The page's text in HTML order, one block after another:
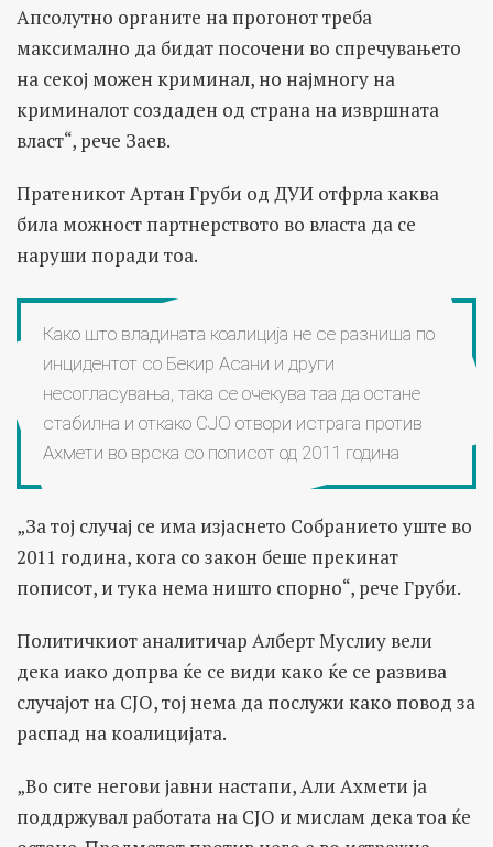
Апсолутно органите на прогонот треба
максимално да бидат посочени во спречувањето
на секој можен криминал, но најмногу на
криминалот создаден од страна на извршната
власт“, рече Заев.
Пратеникот Артан Груби од ДУИ отфрла каква
била можност партнерството во власта да се
наруши поради тоа.
Како што владината коалиција не се разниша по
инцидентот со Бекир Асани и други
несогласувања, така се очекува таа да остане
стабилна и откако СЈО отвори истрага против
Ахмети во врска со пописот од 2011 година
„За тој случај се има изјаснето Собранието уште во
2011 година, кога со закон беше прекинат
пописот, и тука нема ништо спорно“, рече Груби.
Политичкиот аналитичар Алберт Муслиу вели
дека иако допрва ќе се види како ќе се развива
случајот на СЈО, тој нема да послужи како повод за
распад на коалицијата.
„Во сите негови јавни настапи, Али Ахмети ја
поддржувал работата на СЈО и мислам дека тоа ќе